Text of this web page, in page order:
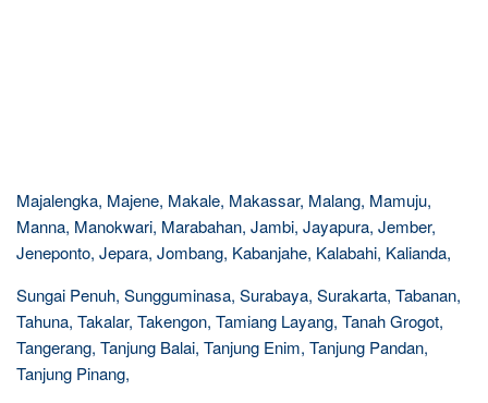
Majalengka, Majene, Makale, Makassar, Malang, Mamuju,
Manna, Manokwari, Marabahan, Jambi, Jayapura, Jember,
Jeneponto, Jepara, Jombang, Kabanjahe, Kalabahi, Kalianda,
Sungai Penuh, Sungguminasa, Surabaya, Surakarta, Tabanan,
Tahuna, Takalar, Takengon, Tamiang Layang, Tanah Grogot,
Tangerang, Tanjung Balai, Tanjung Enim, Tanjung Pandan,
Tanjung Pinang,